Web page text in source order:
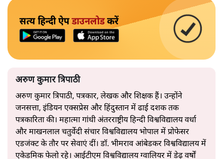
सत्य हिन्दी ऐपडाउनलोडकरें
अरुण कुमार त्रिपाठी
अरुण कुमार त्रिपाठी, पत्रकार, लेखक और शिक्षक हैं। उन्होंने
जनसत्ता, इंडियन एक्सप्रेस और हिंदुस्तान में ढाई दशक तक
पत्रकारिता की। महात्मा गांधी अंतरराष्ट्रीय हिन्दी विश्वविद्यालय वर्धा
और माखनलाल चतुर्वेदी संचार विश्वविद्यालय भोपाल में प्रोफेसर
एडजंक्ट के तौर पर सेवाएं दीं। डॉ. भीमराव आंबेडकर विश्वविद्यालय में
एकेडमिक फेलो रहे। आईटीएम विश्वविद्यालय ग्वालियर में डेढ़ वर्षों